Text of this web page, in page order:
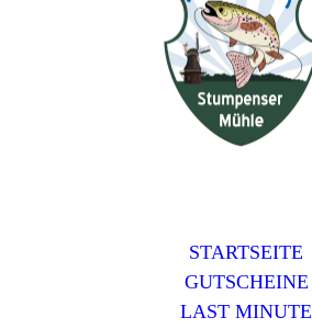
STARTSEITE
GUTSCHEINE
LAST MINUTE